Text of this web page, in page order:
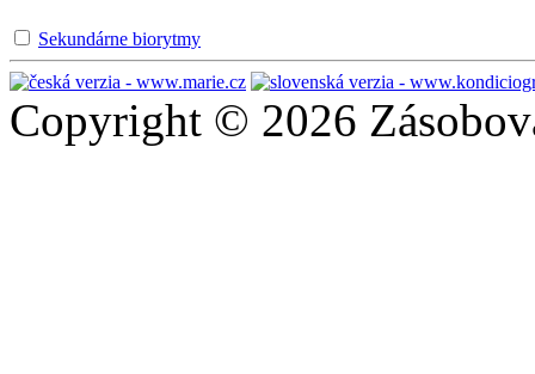
Sekundárne biorytmy
Copyright © 2026